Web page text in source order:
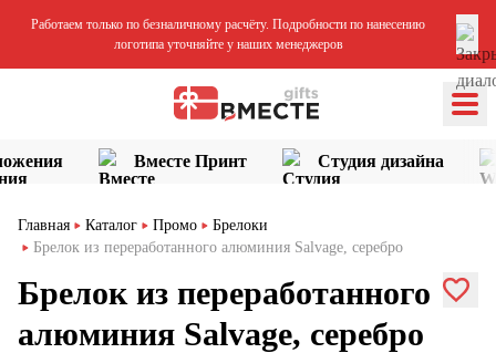
Работаем только по безналичному расчёту. Подробности по нанесению
логотипа уточняйте у наших менеджеров
Вместе Принт Студия дизайна
Главная Каталог Промо
Брелоки
Брелок из переработанного алюминия Salvage, серебро
Брелок из переработанного
алюминия Salvage, серебро